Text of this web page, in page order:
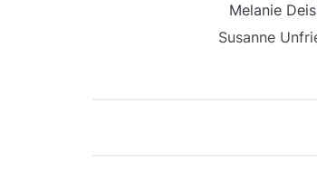
Melanie
Susanne